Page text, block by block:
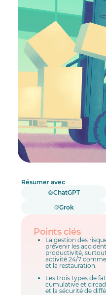
Résumer avec
ChatGPT
Grok
Points clés
La gestion des
prévenir les
productivité,
activité 24/7
et la restauration.
Les trois types de
cumulative et
et la sécurité de